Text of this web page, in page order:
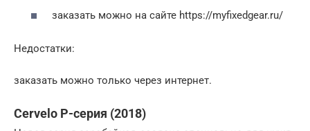
заказать можно на сайте https://myfixedgear.ru/
Недостатки:
заказать можно только через интернет.
Cervelo P-серия (2018)